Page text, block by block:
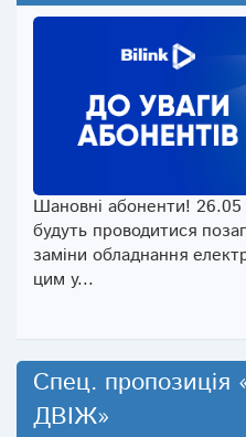
Шановні абоненти!
будуть проводитися
заміни обладнання
цим у...
Спец. пропозиція
ДВІЖ»